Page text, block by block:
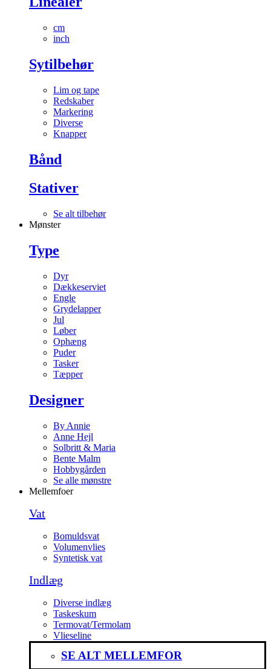
cm
inch
Sytilbehør
Lim og tape
Redskaber
Markering
Diverse
Knapper
Bånd
Stativer
Se alt tilbehør
Mønster
Type
Dyr
Dækkeserviet
Engle
Grydelapper
Jul
Løber
Ophæng
Puder
Tasker
Tæpper
Designer
By Annie
Anne Hejl
Solbritt & Maria
Bente Malm
Hobbygården
Se alle mønstre
Mellemfoer
Vat
Bomuldsvat
Volumenvlies
Syntetisk vat
Indlæg
Diverse indlæg
Taskeskum
Termovat/Termolam
Vlieseline
SE ALT MELLEMFOR